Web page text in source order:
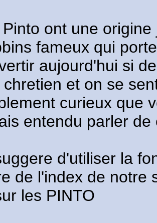
Pinto ont une
fameux qui
aujourd'hui si
chretien et on se
curieux que
entendu parler de
d'utiliser la
de l'index de notre
les PINTO